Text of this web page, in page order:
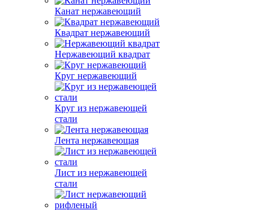
Канат нержавеющий
Квадрат нержавеющий
Нержавеющий квадрат
Круг нержавеющий
Круг из нержавеющей
стали
Лента нержавеющая
Лист из нержавеющей
стали